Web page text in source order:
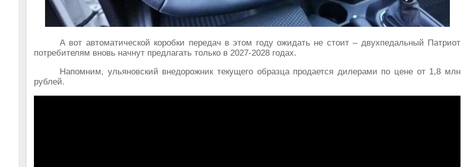
А вот автоматической коробки передач в этом году ожидать не стоит – двухпедальный Патриот
потребителям вновь начнут предлагать только в 2027-2028 годах.
Напомним, ульяновский внедорожник текущего образца продается дилерами по цене от 1,8 млн
рублей.